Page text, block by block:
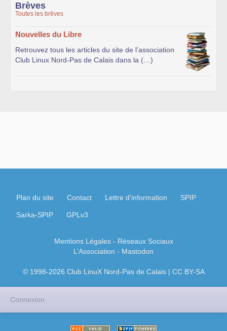
Brèves
Toutes les brèves
Nouvelles du Libre
Retrouvez tous les articles du site de l’association
Club Linux Nord-Pas de Calais dans la (…)
Plan du site Contact Lettre d'information SPIP
Sarka-SPIP GPLv3
Mentions Légales- Réseaux Sociaux
L’Association - Mastodon
© 1998-2026 Club LinuX Nord-Pas de Calais | CC BY-SA
Connexion